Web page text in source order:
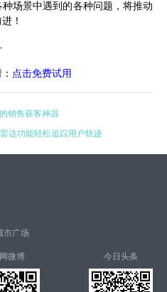
场景中遇到的各种问题，将推动
！
点击免费试用
销售获客神器
达功能轻松追踪用户轨迹
市广场
微博 今日头条